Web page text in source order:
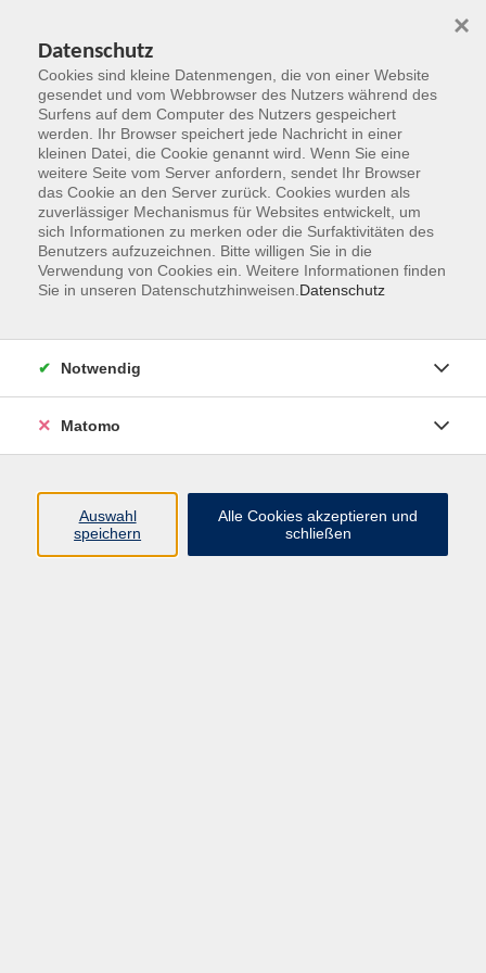
Zum Hauptinhalt springen
Der Kurs konnte nicht gefunden werden.
Erich-Kästner-Str. 5
65232 Taunusstein
info@vhs-rtk.de
Tel: 06128-92770
Datenschutz
Cookies sind kleine Datenmengen, die von einer Website
gesendet und vom Webbrowser des Nutzers während des
Surfens auf dem Computer des Nutzers gespeichert
werden. Ihr Browser speichert jede Nachricht in einer
kleinen Datei, die Cookie genannt wird. Wenn Sie eine
weitere Seite vom Server anfordern, sendet Ihr Browser
das Cookie an den Server zurück. Cookies wurden als
zuverlässiger Mechanismus für Websites entwickelt, um
sich Informationen zu merken oder die Surfaktivitäten des
Benutzers aufzuzeichnen. Bitte willigen Sie in die
Verwendung von Cookies ein. Weitere Informationen finden
Sie in unseren Datenschutzhinweisen. Datenschutz
×
Notwendig
Matomo
Auswahl
speichern
Alle Cookies akzeptieren und
schließen